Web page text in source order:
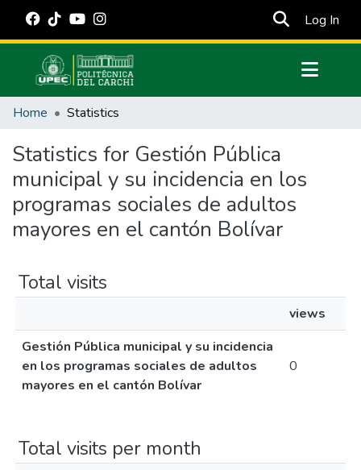
Log In
Communities & Collections
Estadísticas Externas
Manuales
Home Statistics
Statistics for Gestión Pública
municipal y su incidencia en los
programas sociales de adultos
mayores en el cantón Bolívar
Total visits
views
Gestión Pública municipal y su incidencia
en los programas sociales de adultos
mayores en el cantón Bolívar
0
Total visits per month